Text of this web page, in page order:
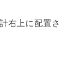
右上に配置さ